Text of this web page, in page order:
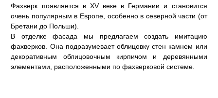
Фахверк появляется в XV веке в Германии и становится
очень популярным в Европе, особенно в северной части (от
Бретани до Польши).
В отделке фасада мы предлагаем создать имитацию
фахверков. Она подразумевает облицовку стен камнем или
декоративным облицовочным кирпичом и деревянными
элементами, расположенными по фахверковой системе.